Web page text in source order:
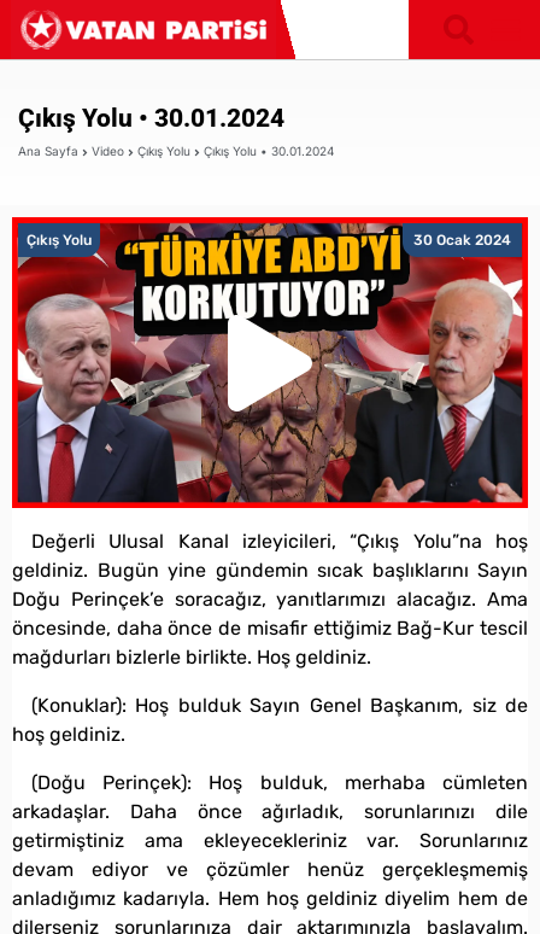
Çıkış Yolu • 30.01.2024
Ana Sayfa Video Çıkış Yolu Çıkış Yolu • 30.01.2024
30 Ocak 2024
Çıkış Yolu
Değerli Ulusal Kanal izleyicileri, “Çıkış Yolu”na hoş
geldiniz. Bugün yine gündemin sıcak başlıklarını Sayın
Doğu Perinçek’e soracağız, yanıtlarımızı alacağız. Ama
öncesinde, daha önce de misafir ettiğimiz Bağ-Kur tescil
mağdurları bizlerle birlikte. Hoş geldiniz.
(Konuklar): Hoş bulduk Sayın Genel Başkanım, siz de
hoş geldiniz.
(Doğu Perinçek): Hoş bulduk, merhaba cümleten
arkadaşlar. Daha önce ağırladık, sorunlarınızı dile
getirmiştiniz ama ekleyecekleriniz var. Sorunlarınız
devam ediyor ve çözümler henüz gerçekleşmemiş
anladığımız kadarıyla. Hem hoş geldiniz diyelim hem de
dilerseniz sorunlarınıza dair aktarımınızla başlayalım.